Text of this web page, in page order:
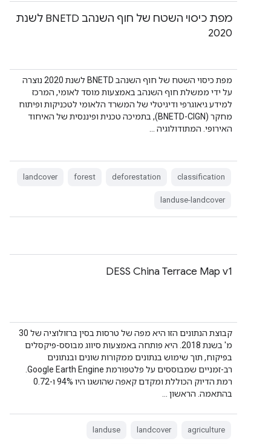
מפת כיסוי השטח של חוף השנהב BNETD לשנת
2020
מפת כיסוי השטח של חוף השנהב BNETD לשנת 2020 נוצרה
על ידי ממשלת חוף השנהב באמצעות מוסד לאומי, המרכז
למידע גיאוגרפי ודיגיטלי של המשרד הלאומי לטכניקות ופיתוח
מחקר (BNETD-CIGN), בתמיכה טכנית ופיננסית של האיחוד
האירופי. המתודולוגיה …
classification
deforestation
forest
landcover
landuse-landcover
DESS China Terrace Map v1
קבוצת הנתונים הזו היא מפה של טרסות בסין ברזולוציה של 30
מ' בשנת 2018. היא פותחה באמצעות סיווג מבוסס-פיקסלים
בפיקוח, תוך שימוש בנתונים ממקורות שונים ובנתונים
רמת הדיוק הכוללת ומקדם קאפה שהושגו היו 94% ו-0.72
בהתאמה. הראשון …
agriculture
landcover
landuse